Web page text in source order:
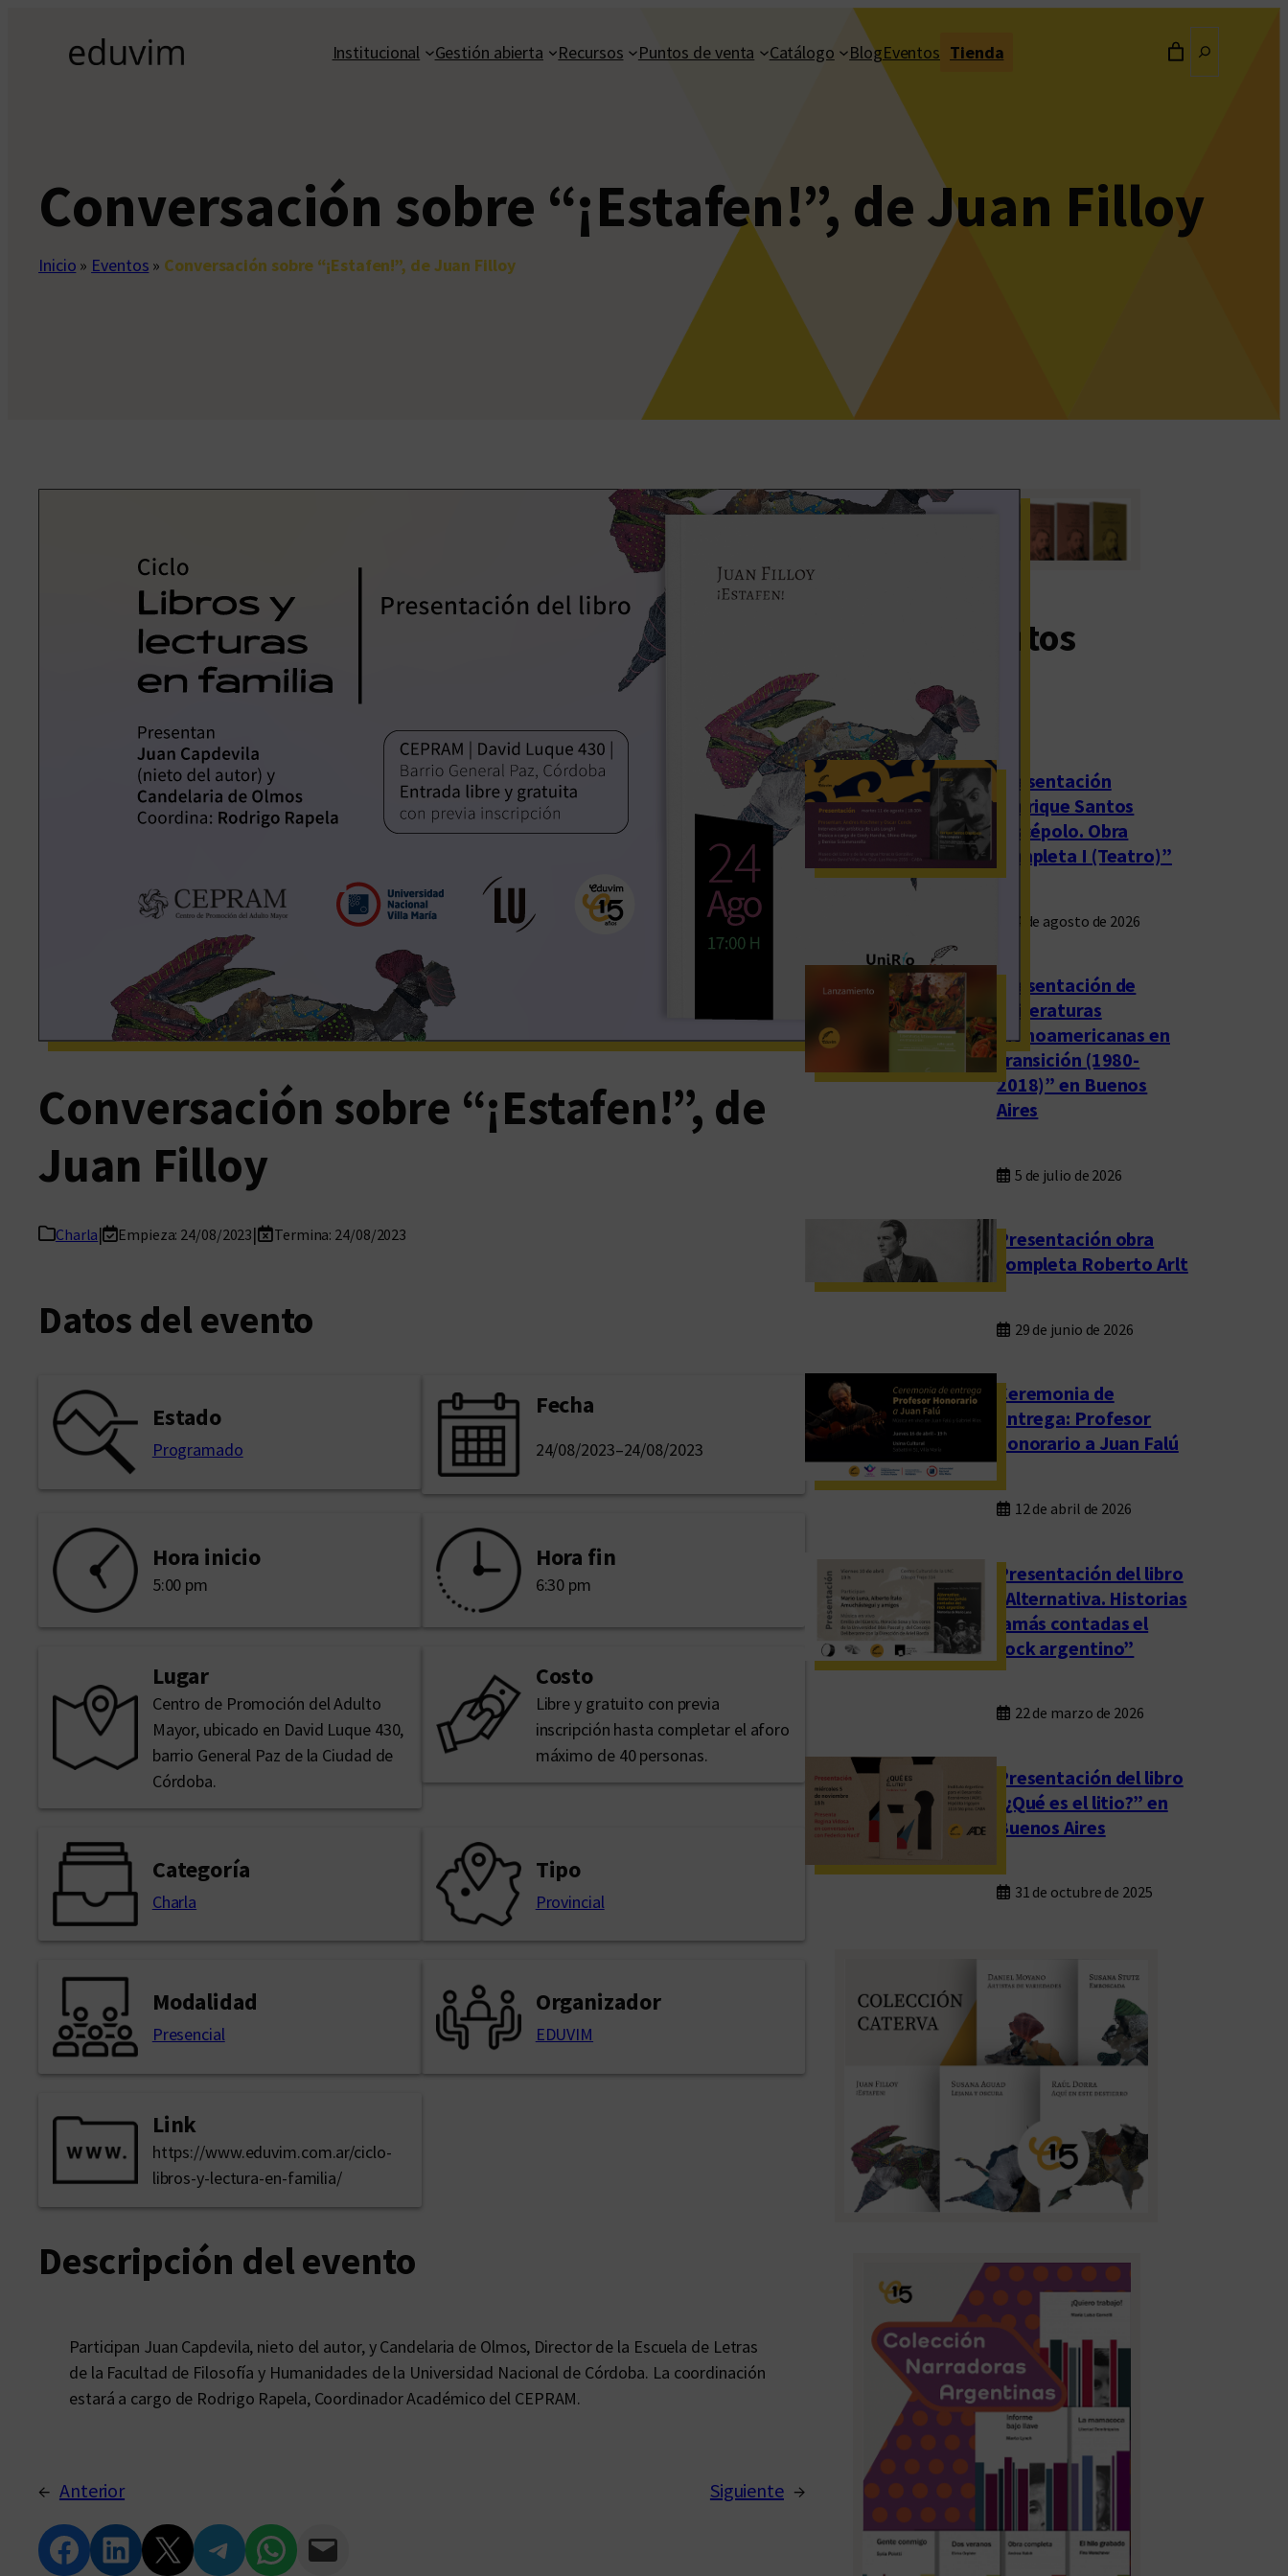
contenido
Institucional Gestión abierta Recursos Puntos de venta Catálogo BlogEventos Tienda
Conversación sobre “¡Estafen!”, de Juan Filloy
Inicio » Eventos » Conversación sobre “¡Estafen!”, de Juan Filloy
Conversación sobre “¡Estafen!”, de
Juan Filloy
Charla| Empieza: 24/08/2023| Termina: 24/08/2023
Datos del evento
Estado
Programado
Fecha
24/08/2023–24/08/2023
Hora inicio
5:00 pm
Hora fin
6:30 pm
Lugar
Centro de Promoción del Adulto
Mayor, ubicado en David Luque 430,
barrio General Paz de la Ciudad de
Córdoba.
Costo
Libre y gratuito con previa
inscripción hasta completar el aforo
máximo de 40 personas.
Categoría
Charla
Tipo
Provincial
Modalidad
Presencial
Organizador
EDUVIM
Link
https://www.eduvim.com.ar/ciclo-
libros-y-lectura-en-familia/
Descripción del evento
Participan Juan Capdevila, nieto del autor, y Candelaria de Olmos, Director de la Escuela de Letras
de la Facultad de Filosofía y Humanidades de la Universidad Nacional de Córdoba. La coordinación
estará a cargo de Rodrigo Rapela, Coordinador Académico del CEPRAM.
← Anterior Siguiente →
Compartir en Facebook Compartir en LinkedIn Compartir en Twitter Compartir en Telegram Compartir en WhatsApp Compartir vía Email
Últimos eventos
cargados
Presentación
“Enrique Santos
Discépolo. Obra
completa I (Teatro)”
4 de agosto de 2026
Presentación de
“Literaturas
latinoamericanas en
transición (1980-
2018)” en Buenos
Aires
5 de julio de 2026
Presentación obra
completa Roberto Arlt
29 de junio de 2026
Ceremonia de
entrega: Profesor
honorario a Juan Falú
12 de abril de 2026
Presentación del libro
“Alternativa. Historias
jamás contadas el
rock argentino”
22 de marzo de 2026
Presentación del libro
“¿Qué es el litio?” en
Buenos Aires
31 de octubre de 2025